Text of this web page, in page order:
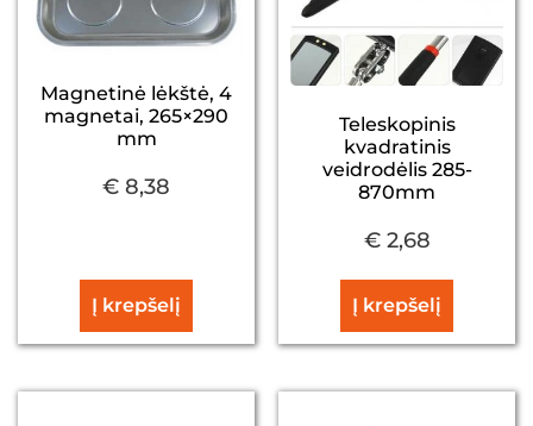
Magnetinė lėkštė, 4
magnetai, 265×290
mm
€ 8,38
Į krepšelį
Teleskopinis
kvadratinis
veidrodėlis 285-
870mm
€2,68
Į krepšelį